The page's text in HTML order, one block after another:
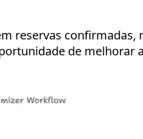
reservas confirmadas,
de melhorar